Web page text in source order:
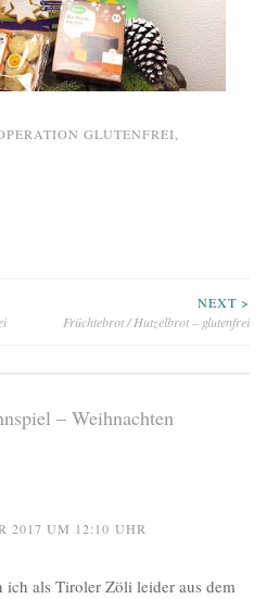
GLUTENFREI
NEXT >
Früchtebrot / Hutzelbrot – glutenfrei
– Weihnachten
2017 UM 12:10 UHR
ich als Tiroler Zöli leider aus dem